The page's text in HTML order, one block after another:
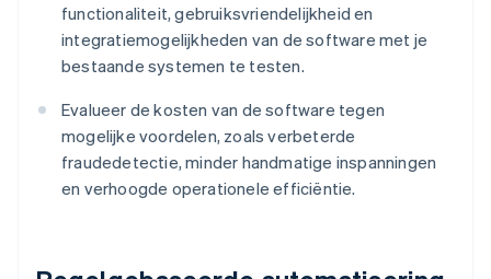
functionaliteit, gebruiksvriendelijkheid en
integratiemogelijkheden van de software met je
bestaande systemen te testen.
Evalueer de kosten van de software tegen
mogelijke voordelen, zoals verbeterde
fraudedetectie, minder handmatige inspanningen
en verhoogde operationele efficiëntie.